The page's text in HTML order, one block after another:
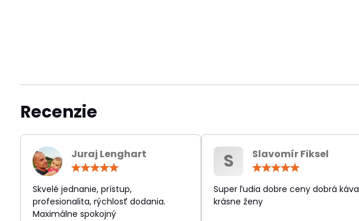
Recenzie
Juraj Lenghart
Skvelé jednanie, prístup,
profesionalita, rýchlosť dodania.
Maximálne spokojný
S
Slavomír Fiksel
/
5
Super ľudia dobre ceny dobrá káva
krásne ženy